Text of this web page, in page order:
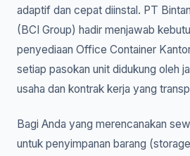
adaptif dan cepat diinstal. PT
(BCI Group) hadir menjawab
penyediaan Office Container
setiap pasokan unit didukung oleh
usaha dan kontrak kerja yang
Bagi Anda yang merencanakan
untuk penyimpanan barang